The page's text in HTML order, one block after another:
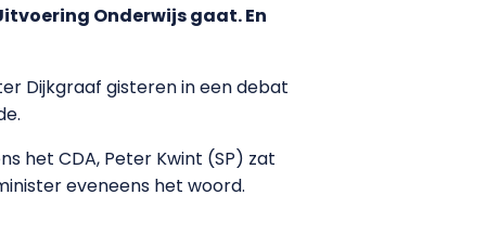
Onderwijs gaat. En
Dijkgraaf gisteren in een debat
het CDA, Peter Kwint (SP) zat
eveneens het woord.